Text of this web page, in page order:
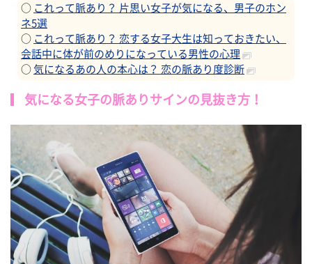
○ これって脈あり？ 片思い女子が気になる、男子のホン
ネ5選
○ これって脈あり？ 恋する女子大生は知っておきたい、
会話中に体が前のめりになっている男性の心理
○ 気になるあの人の本心は？ 恋の脈あり度診断
気になる女子の脈ありサインの見抜き方！